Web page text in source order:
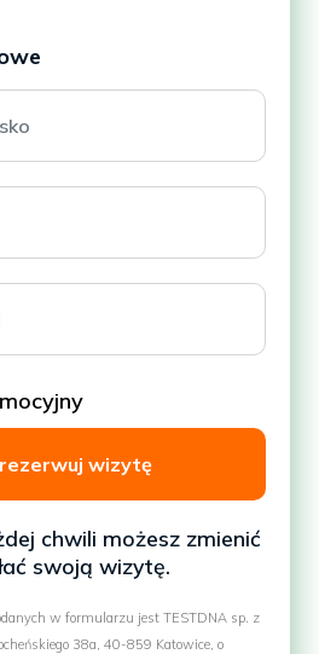
wizytę
chwili możesz zmienić
swoją wizytę.
w formularzu jest TESTDNA sp. z
38a, 40-859 Katowice, o